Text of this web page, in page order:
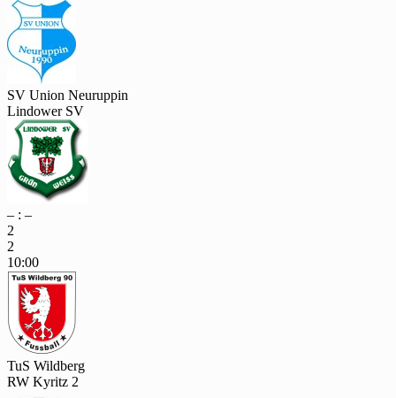
SV Union Neuruppin
Lindower SV
– : –
2
2
10:00
TuS Wildberg
RW Kyritz 2